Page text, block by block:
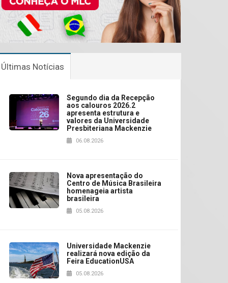
Últimas Notícias
Segundo dia da Recepção
aos calouros 2026.2
apresenta estrutura e
valores da Universidade
Presbiteriana Mackenzie
06.08.2026
Nova apresentação do
Centro de Música Brasileira
homenageia artista
brasileira
05.08.2026
Universidade Mackenzie
realizará nova edição da
Feira EducationUSA
05.08.2026